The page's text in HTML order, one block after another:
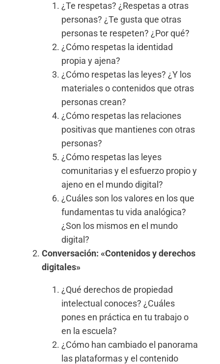
¿Te respetas? ¿Respetas a otras
personas? ¿Te gusta que otras
personas te respeten? ¿Por qué?
¿Cómo respetas la identidad
propia y ajena?
¿Cómo respetas las leyes? ¿Y los
materiales o contenidos que otras
personas crean?
¿Cómo respetas las relaciones
positivas que mantienes con otras
personas?
¿Cómo respetas las leyes
comunitarias y el esfuerzo propio y
ajeno en el mundo digital?
¿Cuáles son los valores en los que
fundamentas tu vida analógica?
¿Son los mismos en el mundo
digital?
Conversación: «Contenidos y derechos
digitales»
¿Qué derechos de propiedad
intelectual conoces? ¿Cuáles
pones en práctica en tu trabajo o
en la escuela?
¿Cómo han cambiado el panorama
las plataformas y el contenido